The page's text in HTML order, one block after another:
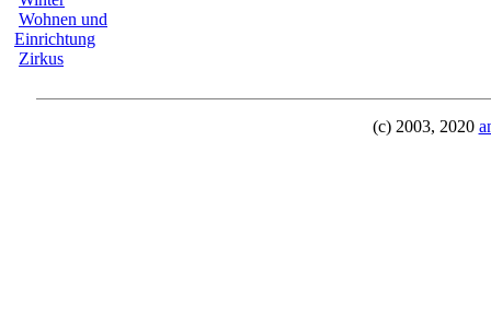
Wohnen und
Einrichtung
Zirkus
(c) 2003, 2020